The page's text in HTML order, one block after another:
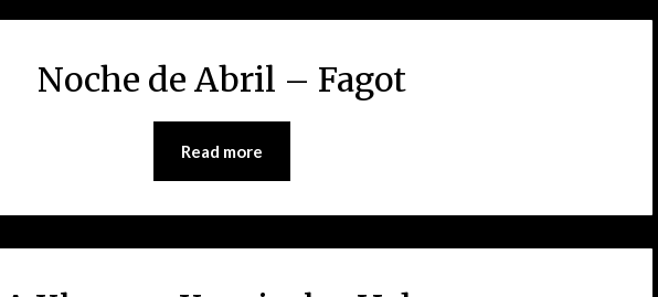
Noche de Abril – Fagot
Read more